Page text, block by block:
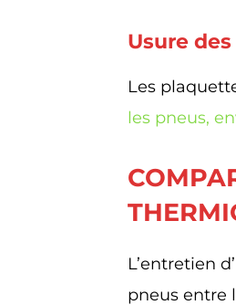
Usure
Les
les pneus,
L’entretien
pneus entre